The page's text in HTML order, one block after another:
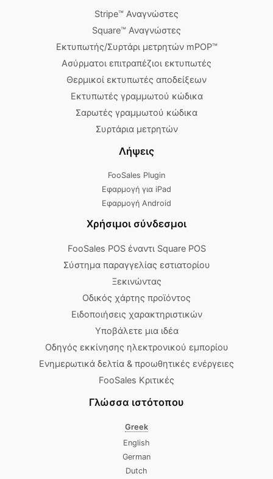
Stripe™ Αναγνώστες
Square™ Αναγνώστες
Εκτυπωτής/Συρτάρι μετρητών mPOP™
Ασύρματοι επιτραπέζιοι εκτυπωτές
Θερμικοί εκτυπωτές αποδείξεων
Εκτυπωτές γραμμωτού κώδικα
Σαρωτές γραμμωτού κώδικα
Συρτάρια μετρητών
Λήψεις
FooSales Plugin
Εφαρμογή για iPad
Εφαρμογή Android
Χρήσιμοι σύνδεσμοι
FooSales POS έναντι Square POS
Σύστημα παραγγελίας εστιατορίου
Ξεκινώντας
Οδικός χάρτης προϊόντος
Ειδοποιήσεις χαρακτηριστικών
Υποβάλετε μια ιδέα
Οδηγός εκκίνησης ηλεκτρονικού εμπορίου
Ενημερωτικά δελτία & προωθητικές ενέργειες
FooSales Κριτικές
Γλώσσα ιστότοπου
Greek
English
German
Dutch